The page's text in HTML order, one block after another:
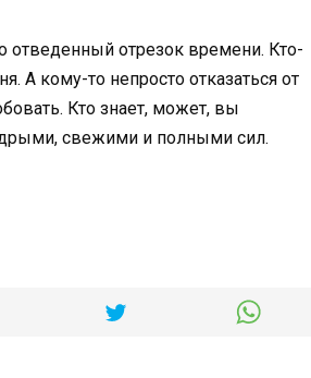
отведенный отрезок времени. Кто-
А кому-то непросто отказаться от
Кто знает, может, вы
свежими и полными сил.